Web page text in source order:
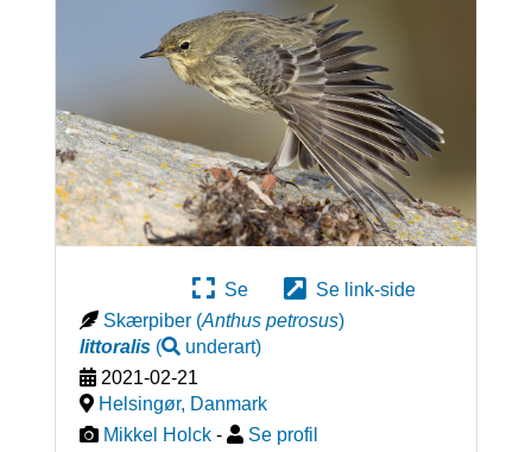
Se
Se link-side
Skærpiber (Anthus petrosus)
littoralis( underart)
2021-02-21
Helsingør, Danmark
Mikkel Holck - Se profil